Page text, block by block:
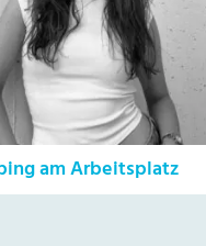
am Arbeitsplatz